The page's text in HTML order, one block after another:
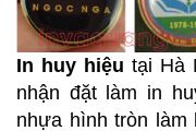
In huy hiệu tại Hà
nhận đặt làm in
nhựa hình tròn làm